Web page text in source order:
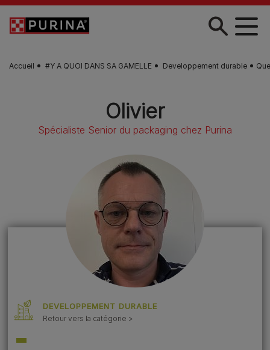
Skip to main content
Accueil #Y A QUOI DANS SA GAMELLE Developpement durable
Olivier
Spécialiste Senior du packaging chez Purina
DEVELOPPEMENT DURABLE
Retour vers la catégorie >